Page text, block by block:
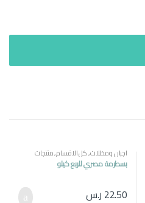
اجبان ومخللات,كل الاقسام,منتجات
مصرية
بسطرمة مصري للربع كيلو
22.50 ر.س